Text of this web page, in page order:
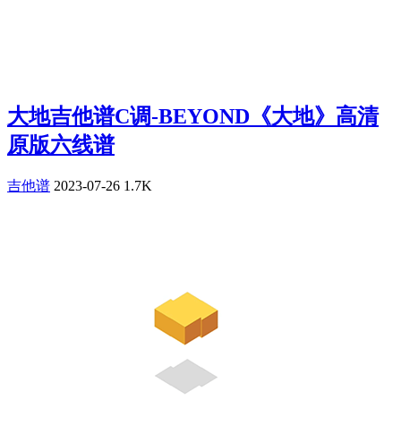
大地吉他谱C调-BEYOND《大地》高清
原版六线谱
吉他谱 2023-07-26 1.7K